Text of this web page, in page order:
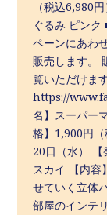
（税込6,980
ぐるみ ピン
ペーンにあわ
販売します。
覧いただけます
https://
名】スーパー
格】1,900円
20日（水）
スカイ 【内容
せていく立体
部屋のインテ